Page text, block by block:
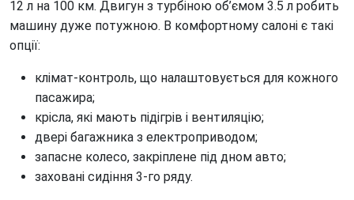
12 л на 100 км. Двигун з турбіною об’ємом 3.5 л робить
машину дуже потужною. В комфортному салоні є такі
опції:
клімат-контроль, що налаштовується для кожного
пасажира;
крісла, які мають підігрів і вентиляцію;
двері багажника з електроприводом;
запасне колесо, закріплене під дном авто;
заховані сидіння 3-го ряду.